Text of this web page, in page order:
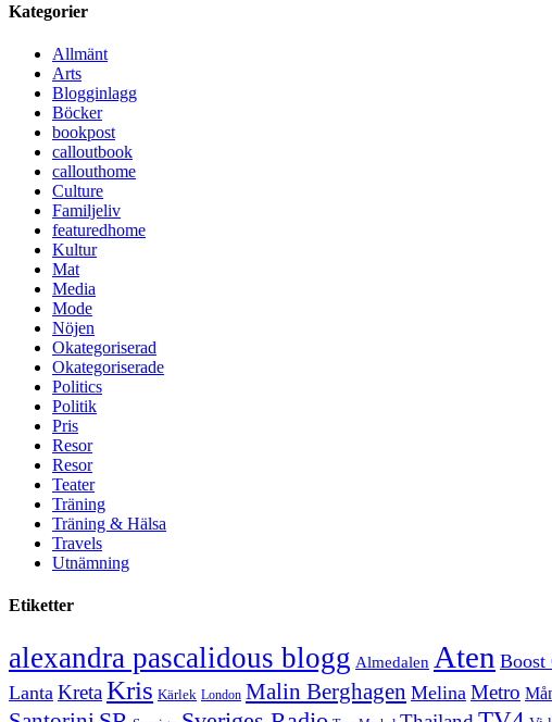
Kategorier
Allmänt
Arts
Blogginlagg
Böcker
bookpost
calloutbook
callouthome
Culture
Familjeliv
featuredhome
Kultur
Mat
Media
Mode
Nöjen
Okategoriserad
Okategoriserade
Politics
Politik
Pris
Resor
Resor
Teater
Träning
Träning & Hälsa
Travels
Utnämning
Etiketter
alexandra pascalidous blogg Almedalen Aten Boost
Lanta KretaKris Kärlek London Malin Berghagen Melina Metro